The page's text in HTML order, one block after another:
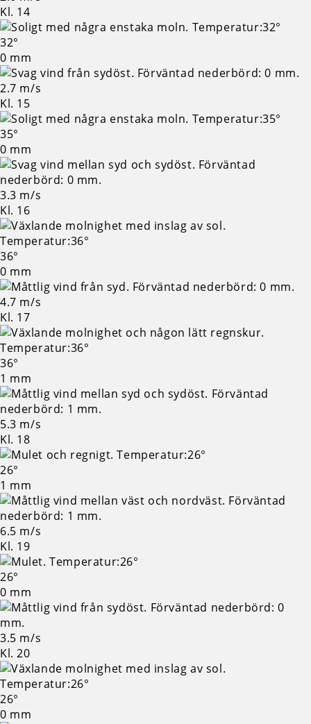
Kl. 14
32°
0 mm
2.7 m/s
Kl. 15
35°
0 mm
3.3 m/s
Kl. 16
36°
0 mm
4.7 m/s
Kl. 17
36°
1 mm
5.3 m/s
Kl. 18
26°
1 mm
6.5 m/s
Kl. 19
26°
0 mm
3.5 m/s
Kl. 20
26°
0 mm